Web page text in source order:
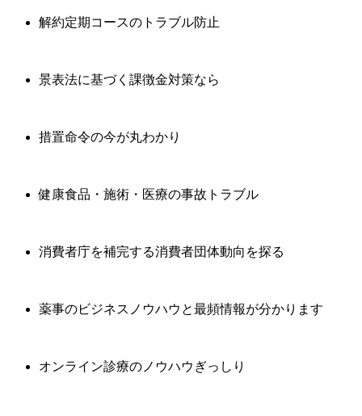
解約定期コースのトラブル防止
景表法に基づく課徴金対策なら
措置命令の今が丸わかり
健康食品・施術・医療の事故トラブル
消費者庁を補完する消費者団体動向を探る
薬事のビジネスノウハウと最頻情報が分かります
オンライン診療のノウハウぎっしり